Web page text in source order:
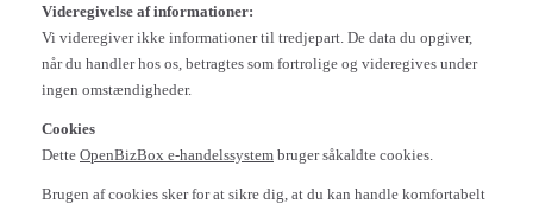
Videregivelse af informationer:
Vi videregiver ikke informationer til tredjepart. De data du opgiver,
når du handler hos os, betragtes som fortrolige og videregives under
ingen omstændigheder.
Cookies
Dette OpenBizBox e-handelssystem bruger såkaldte cookies.
Brugen af cookies sker for at sikre dig, at du kan handle komfortabelt